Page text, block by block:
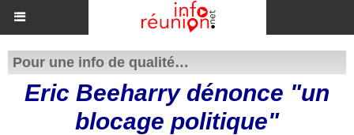
Pour une info de qualité…
Eric Beeharry dénonce "un
blocage politique"